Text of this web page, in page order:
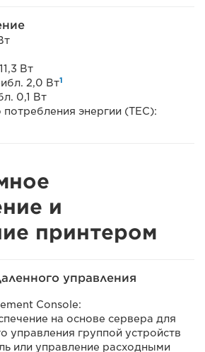
Вт
2,0 Вт1
0,1 Вт
энергии (TEC):
и
принтером
управления
Console:
на основе сервера для
управления группой устройств
или управление расходными